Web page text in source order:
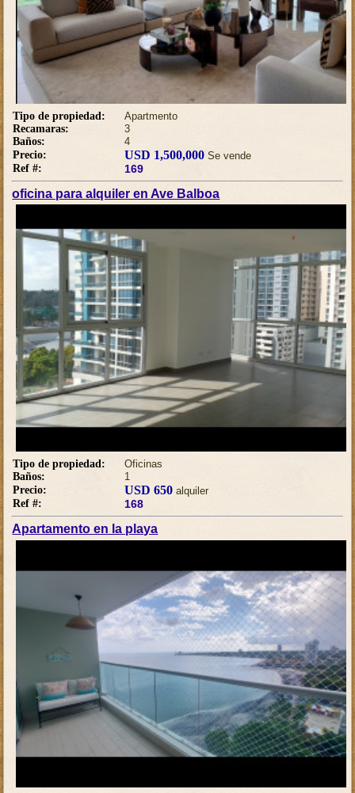
Tipo de propiedad:
Apartmento
Recamaras:
3
Baños:
4
Precio:
USD 1,500,000 Se vende
Ref #:
169
oficina para alquiler en Ave Balboa
Tipo de propiedad:
Oficinas
Baños:
1
Precio:
USD 650 alquiler
Ref #:
168
Apartamento en la playa